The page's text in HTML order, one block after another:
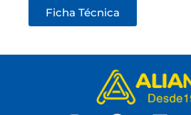
Ficha Técnica